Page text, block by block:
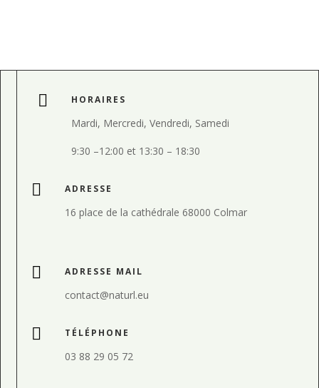
 HORAIRES
Mardi, Mercredi, Vendredi, Samedi
9:30 –12:00 et 13:30 – 18:30
 ADRESSE
16 place de la cathédrale 68000 Colmar
 ADRESSE MAIL
contact@naturl.eu
 TÉLÉPHONE
03 88 29 05 72